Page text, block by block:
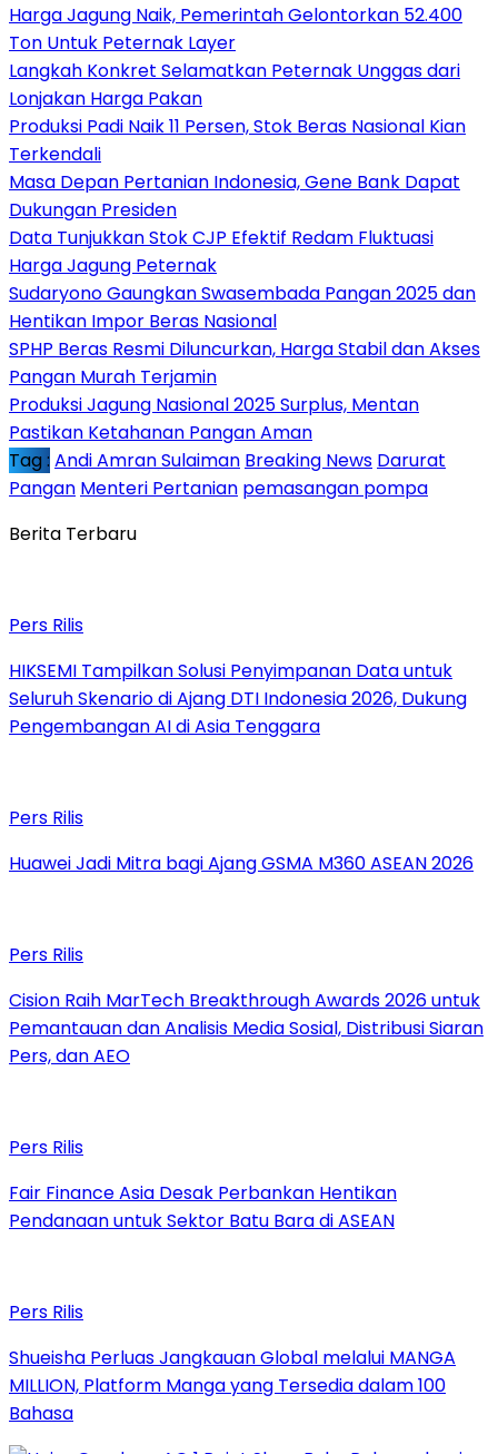
Harga Jagung Naik, Pemerintah Gelontorkan 52.400
Ton Untuk Peternak Layer
Langkah Konkret Selamatkan Peternak Unggas dari
Lonjakan Harga Pakan
Produksi Padi Naik 11 Persen, Stok Beras Nasional Kian
Terkendali
Masa Depan Pertanian Indonesia, Gene Bank Dapat
Dukungan Presiden
Data Tunjukkan Stok CJP Efektif Redam Fluktuasi
Harga Jagung Peternak
Sudaryono Gaungkan Swasembada Pangan 2025 dan
Hentikan Impor Beras Nasional
SPHP Beras Resmi Diluncurkan, Harga Stabil dan Akses
Pangan Murah Terjamin
Produksi Jagung Nasional 2025 Surplus, Mentan
Pastikan Ketahanan Pangan Aman
Tag : Andi Amran Sulaiman Breaking News Darurat
Pangan Menteri Pertanian pemasangan pompa
Berita Terbaru
Pers Rilis
HIKSEMI Tampilkan Solusi Penyimpanan Data untuk
Seluruh Skenario di Ajang DTI Indonesia 2026, Dukung
Pengembangan AI di Asia Tenggara
Pers Rilis
Huawei Jadi Mitra bagi Ajang GSMA M360 ASEAN 2026
Pers Rilis
Cision Raih MarTech Breakthrough Awards 2026 untuk
Pemantauan dan Analisis Media Sosial, Distribusi Siaran
Pers, dan AEO
Pers Rilis
Fair Finance Asia Desak Perbankan Hentikan
Pendanaan untuk Sektor Batu Bara di ASEAN
Pers Rilis
Shueisha Perluas Jangkauan Global melalui MANGA
MILLION, Platform Manga yang Tersedia dalam 100
Bahasa